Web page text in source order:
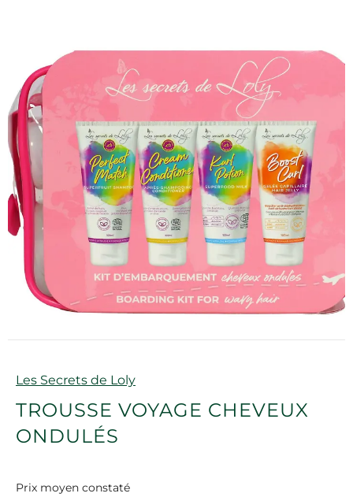
Marque
Les Secrets de Loly
TROUSSE VOYAGE CHEVEUX
ONDULÉS
Prix moyen constaté